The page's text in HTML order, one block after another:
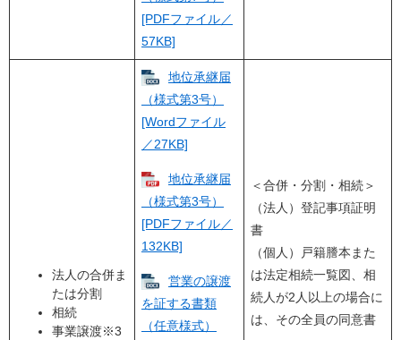
[PDFファイル／
57KB]
法人の合併ま
たは分割
相続
事業譲渡※3
地位承継届
（様式第3号）
[Wordファイル
／27KB]
地位承継届
（様式第3号）
[PDFファイル／
132KB]
営業の譲渡
を証する書類
（任意様式）
＜合併・分割・相続＞
（法人）登記事項証明
書
（個人）戸籍謄本また
は法定相続一覧図、相
続人が2人以上の場合に
は、その全員の同意書